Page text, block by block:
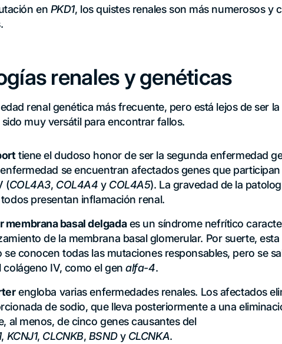
en PKD1, los quistes renales son más numerosos y
renales y genéticas
renal genética más frecuente, pero está lejos de ser
muy versátil para encontrar fallos.
tiene el dudoso honor de ser la segunda enfermedad
se encuentran afectados genes que
(COL4A3, COL4A4 y COL4A5). La gravedad de la
presentan inflamación renal.
membrana basal delgada es un síndrome nefrítico
de la membrana basal glomerular. Por suerte,
se conocen todas las mutaciones responsables, pero se
IV, como el gen alfa-4.
engloba varias enfermedades renales. Los afectados
de sodio, que lleva posteriormente a una
al menos, de cinco genes causantes del
, KCNJ1, CLCNKB, BSND y CLCNKA.